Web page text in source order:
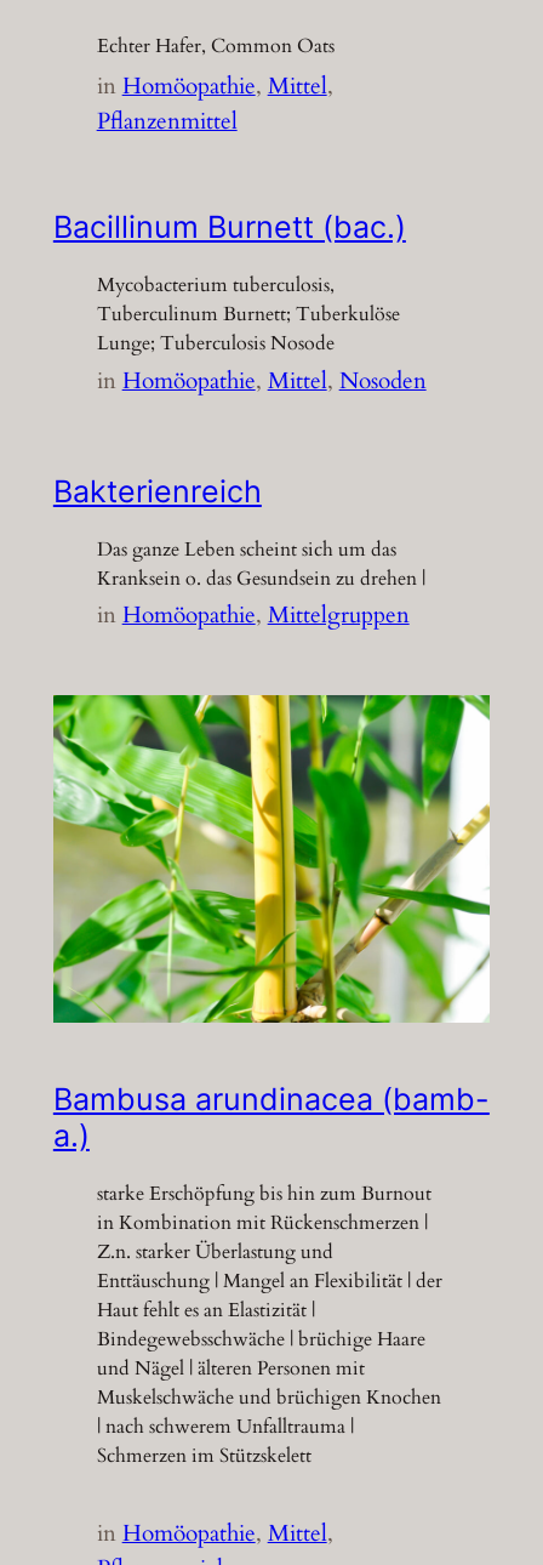
Echter Hafer, Common Oats
inHomöopathie, Mittel
Pflanzenmittel
Bacillinum Burnett (bac.)
Mycobacterium tuberculosis,
Tuberculinum Burnett; Tuberkulöse
Lunge; Tuberculosis Nosode
inHomöopathie, Mittel, Nosoden
Bakterienreich
Das ganze Leben scheint sich um das
Kranksein o. das Gesundsein zu drehen |
inHomöopathie, Mittelgruppen
Bambusa arundinacea (bamb-
a.)
starke Erschöpfung bis hin zum Burnout
in Kombination mit Rückenschmerzen |
Z.n. starker Überlastung und
Enttäuschung | Mangel an Flexibilität | der
Haut fehlt es an Elastizität |
Bindegewebsschwäche | brüchige Haare
und Nägel | älteren Personen mit
Muskelschwäche und brüchigen Knochen
| nach schwerem Unfalltrauma |
Schmerzen im Stützskelett
inHomöopathie, Mittel